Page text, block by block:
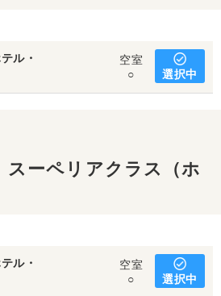
ル・
空室
○
選択中
ーペリアクラス（ホ
ル・
空室
○
選択中